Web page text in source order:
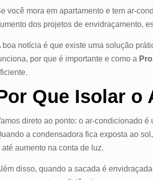
você mora em apartamento e tem ar-
dos projetos de envidraçamento,
boa notícia é que existe uma solução
por que é importante e como a
Que Isolar o
direto ao ponto: o ar-condicionado
a condensadora fica exposta ao
até aumento na conta de luz.
disso, quando a sacada é